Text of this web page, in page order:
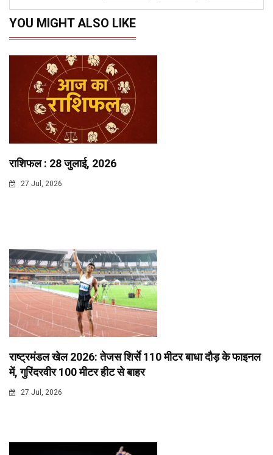
YOU MIGHT ALSO LIKE
राशिफल : 28 जुलाई, 2026
27 Jul, 2026
राष्ट्रमंडल खेल 2026: तेजस शिर्से 110 मीटर बाधा दौड़ के फाइनल
में, गुरिंदरवीर 100 मीटर हीट से बाहर
27 Jul, 2026